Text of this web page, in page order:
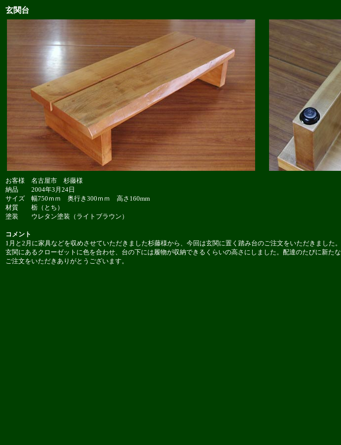
玄関台
お客様 名古屋市 杉藤様
納品 2004年3月24日
サイズ 幅750ｍｍ 奥行き300ｍｍ 高さ160mm
材質 栃（とち）
塗装 ウレタン塗装（ライトブラウン）
コメント
1月と2月に家具などを収めさせていただきました杉藤様から、今回は玄関に置く踏み台のご注文をいただきました。
玄関にあるクローゼットに色を合わせ、台の下には履物が収納できるくらいの高さにしました。配達のたびに新たな
ご注文をいただきありがとうございます。